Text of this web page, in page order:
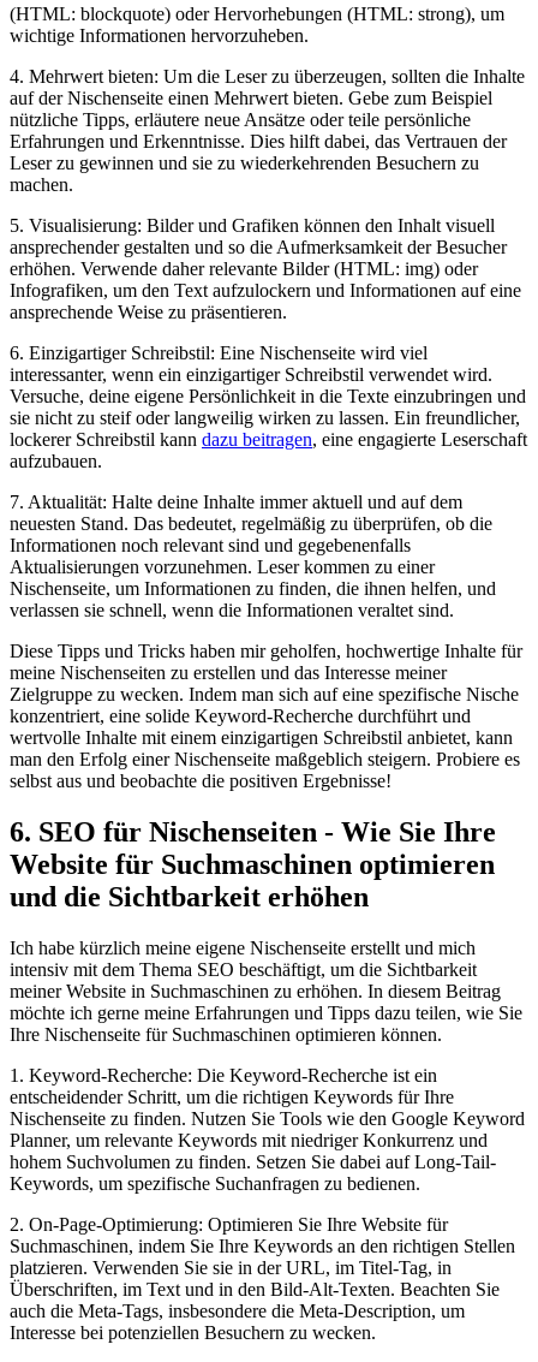
(HTML: blockquote) oder‌ Hervorhebungen (HTML:⁤ strong), um
wichtige Informationen ‍hervorzuheben.
4. Mehrwert ⁣bieten: ‌Um die Leser zu ⁣überzeugen, sollten die Inhalte
auf der Nischenseite einen Mehrwert bieten. Gebe zum Beispiel
‌nützliche Tipps,⁣ erläutere neue Ansätze oder teile‍ persönliche
Erfahrungen und ‌Erkenntnisse. Dies hilft ​dabei, das Vertrauen ‍der
‍Leser ‍zu gewinnen und⁢ sie​ zu⁣ wiederkehrenden⁤ Besuchern zu
machen.
5. Visualisierung: Bilder und Grafiken können den Inhalt ‍visuell
ansprechender⁢ gestalten und so die⁣ Aufmerksamkeit der Besucher
erhöhen. Verwende ‍daher ⁢relevante Bilder (HTML: img) oder
⁣Infografiken, um ‌den Text aufzulockern und Informationen auf eine
ansprechende ⁣Weise zu präsentieren.
6.⁣ Einzigartiger Schreibstil:‍ Eine ⁣Nischenseite ‍wird viel
interessanter, ⁢wenn ‌ein einzigartiger Schreibstil⁤ verwendet wird.
Versuche, deine eigene Persönlichkeit in⁣ die Texte einzubringen und
sie ‌nicht zu ‌steif oder langweilig wirken zu lassen. Ein⁣ freundlicher,
lockerer Schreibstil kann dazu beitragen, eine engagierte Leserschaft
aufzubauen.
7. Aktualität: Halte‍ deine Inhalte immer aktuell‌ und auf dem
neuesten Stand. Das bedeutet, ⁤regelmäßig⁤ zu überprüfen,‍ ob die ​
Informationen noch relevant sind‍ und ‌gegebenenfalls
⁢Aktualisierungen vorzunehmen. Leser‌ kommen zu‌ einer
Nischenseite,‌ um Informationen zu finden, die ihnen helfen, und
⁣verlassen sie ⁢schnell, ⁣wenn die Informationen veraltet ⁣sind.
Diese Tipps und Tricks haben mir geholfen, hochwertige Inhalte für
meine Nischenseiten zu ⁢erstellen und‍ das ‌Interesse meiner
Zielgruppe ⁤zu wecken. Indem man‍ sich auf eine⁤ spezifische Nische
konzentriert, eine solide Keyword-Recherche ​durchführt und
wertvolle ⁢Inhalte mit einem einzigartigen⁤ Schreibstil ⁣anbietet, kann
⁣man⁢ den Erfolg einer Nischenseite maßgeblich steigern. Probiere es⁣
selbst aus ⁢und beobachte die‍ positiven Ergebnisse!
6.⁣ SEO ⁣für ⁤Nischenseiten ⁣- Wie Sie Ihre
Website für‌ Suchmaschinen optimieren‌
und die Sichtbarkeit ⁤erhöhen
Ich habe kürzlich ​meine eigene ‌Nischenseite⁤ erstellt und ⁣mich
intensiv mit dem Thema‍ SEO beschäftigt, um die Sichtbarkeit
meiner Website​ in ‌Suchmaschinen zu ‍erhöhen. In diesem Beitrag
‌möchte ich gerne meine​ Erfahrungen ‌und Tipps ⁤dazu ‌teilen, ‌wie ⁤Sie
⁣Ihre Nischenseite für Suchmaschinen optimieren können.
1. Keyword-Recherche: Die Keyword-Recherche ist ein
entscheidender Schritt, um die richtigen Keywords⁢ für Ihre
Nischenseite zu ⁤finden. Nutzen Sie Tools wie den ⁣Google Keyword
Planner,​ um relevante ​Keywords‍ mit niedriger Konkurrenz und
hohem Suchvolumen zu finden.⁢ Setzen Sie⁤ dabei auf Long-Tail-
Keywords, um spezifische Suchanfragen zu bedienen.
2. On-Page-Optimierung: ‌Optimieren Sie⁤ Ihre Website für
Suchmaschinen,⁣ indem Sie Ihre ⁣Keywords an den richtigen⁤ Stellen
platzieren.⁣ Verwenden ‌Sie‍ sie in ‌der ⁢URL, ​im⁢ Titel-Tag,⁤ in
Überschriften, im Text und in den‍ Bild-Alt-Texten. Beachten Sie
⁤auch die ‌Meta-Tags, insbesondere ‌die⁢ Meta-Description, um⁤
Interesse bei ‌potenziellen Besuchern⁣ zu ‍wecken.